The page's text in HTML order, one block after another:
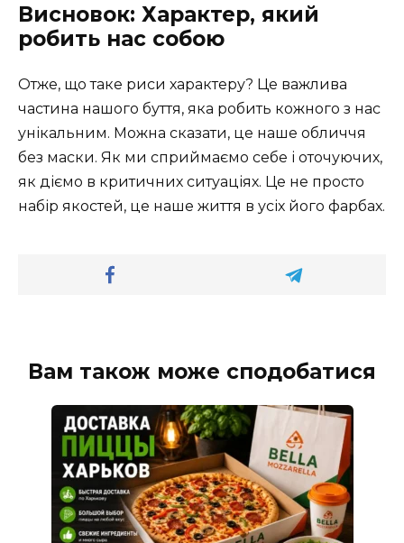
Висновок: Характер, який
робить нас собою
Отже, що таке риси характеру? Це важлива
частина нашого буття, яка робить кожного з нас
унікальним. Можна сказати, це наше обличчя
без маски. Як ми сприймаємо себе і оточуючих,
як діємо в критичних ситуаціях. Це не просто
набір якостей, це наше життя в усіх його фарбах.
Вам також може сподобатися